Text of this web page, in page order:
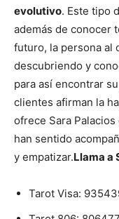
evolutivo. Este tipo
además de conocer
futuro, la persona al
descubriendo y
para así encontrar
clientes afirman la
ofrece Sara
han sentido
y empatizar.Llama a
Tarot Visa: